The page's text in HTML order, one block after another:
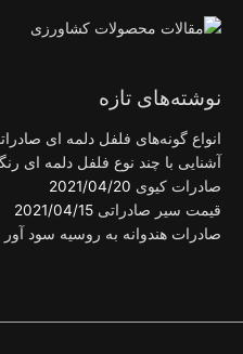
نوشته‌های تازه
انواع گونه‌های فلفل دلمه ای
آشنایی با چند نوع فلفل دلمه ای
صادرات کیوی 2021/04/20
قیمت سیر صادراتی 2021/04/15
صادرات هندوانه به روسیه سود آور